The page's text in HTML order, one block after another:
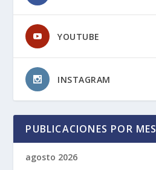
YOUTUBE
INSTAGRAM
PUBLICACIONES POR MES
agosto 2026